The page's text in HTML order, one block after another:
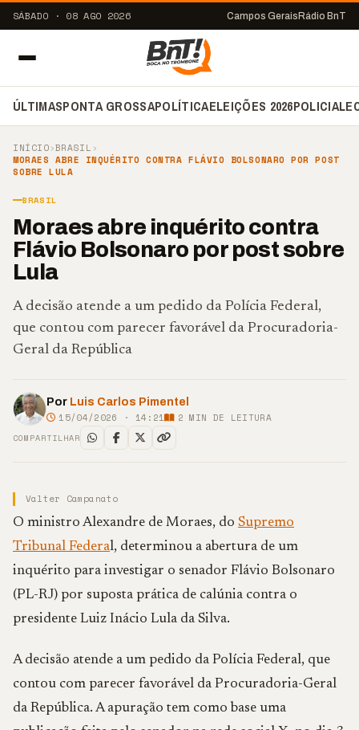
SÁBADO · 08 AGO 2026 Campos Gerais Rádio BnT
ÚLTIMASPONTA GROSSAPOLÍTICAELEIÇÕES 2026POLICIAL
INÍCIO›BRASIL ›
MORAES ABRE INQUÉRITO CONTRA FLÁVIO BOLSONARO POR POST
SOBRE LULA
BRASIL
Moraes abre inquérito contra
Flávio Bolsonaro por post sobre
Lula
A decisão atende a um pedido da Polícia Federal,
que contou com parecer favorável da Procuradoria-
Geral da República
Por Luis Carlos Pimentel
15/04/2026 · 14:21 2 MIN DE LEITURA
COMPARTILHAR
Valter Campanato
O ministro Alexandre de Moraes, do Supremo
Tribunal Federal, determinou a abertura de um
inquérito para investigar o senador Flávio Bolsonaro
(PL-RJ) por suposta prática de calúnia contra o
presidente Luiz Inácio Lula da Silva.
A decisão atende a um pedido da Polícia Federal, que
contou com parecer favorável da Procuradoria-Geral
da República. A apuração tem como base uma